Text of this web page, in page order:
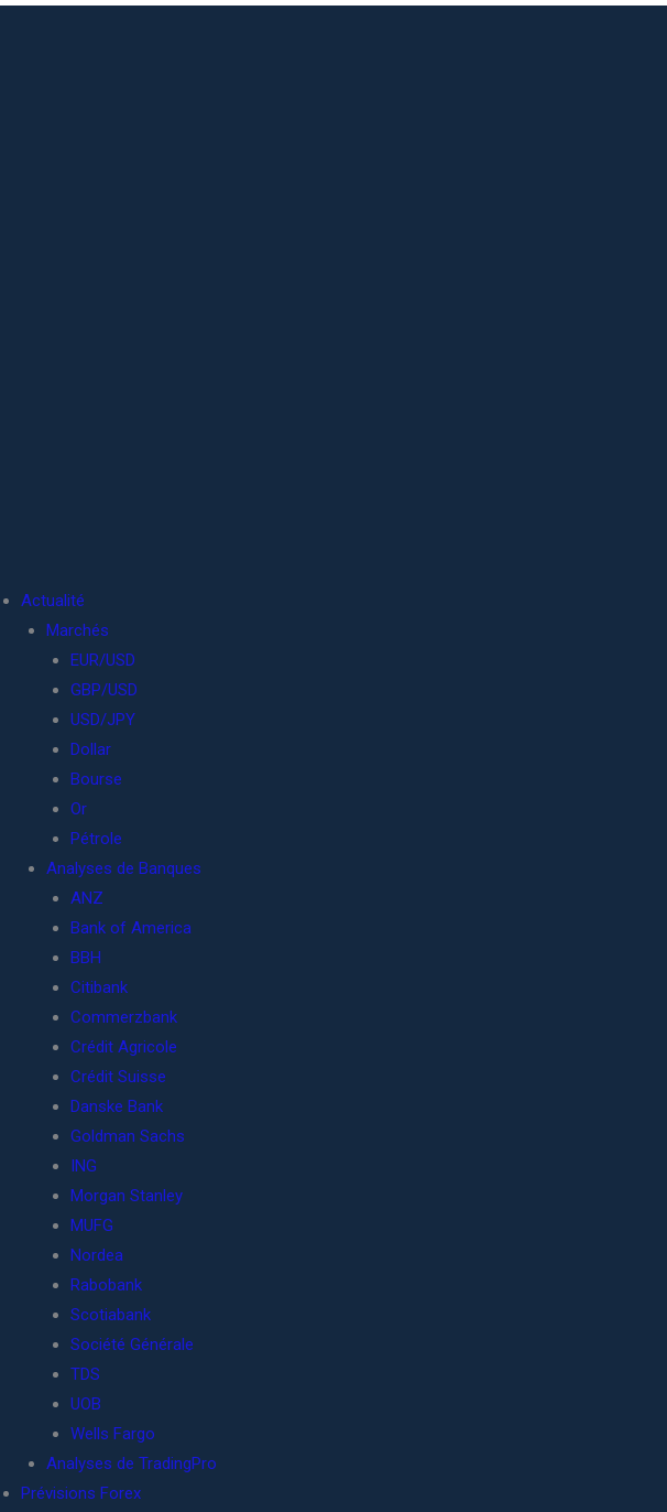
Actualité
Marchés
EUR/USD
GBP/USD
USD/JPY
Dollar
Bourse
Or
Pétrole
Analyses de Banques
ANZ
Bank of America
BBH
Citibank
Commerzbank
Crédit Agricole
Crédit Suisse
Danske Bank
Goldman Sachs
ING
Morgan Stanley
MUFG
Nordea
Rabobank
Scotiabank
Société Générale
TDS
UOB
Wells Fargo
Analyses de TradingPro
Prévisions Forex